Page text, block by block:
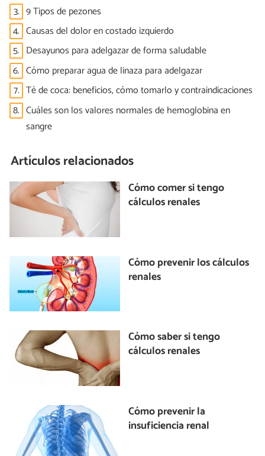
3. 9 Tipos de pezones
4. Causas del dolor en costado izquierdo
5. Desayunos para adelgazar de forma saludable
6. Cómo preparar agua de linaza para adelgazar
7. Té de coca: beneficios, cómo tomarlo y contraindicaciones
8. Cuáles son los valores normales de hemoglobina en
sangre
Artículos relacionados
Cómo comer si tengo
cálculos renales
Cómo prevenir los cálculos
renales
Cómo saber si tengo
cálculos renales
Cómo prevenir la
insuficiencia renal